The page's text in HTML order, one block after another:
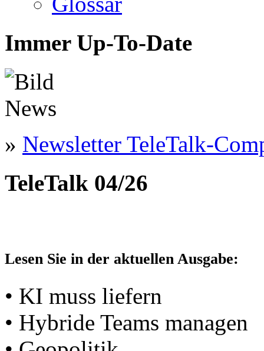
Immer Up-To-Date
» Newsletter TeleTalk-
TeleTalk 04/26
Lesen Sie in der aktuellen Ausgabe:
• KI muss liefern
• Hybride Teams managen